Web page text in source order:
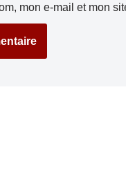
mon e-mail et mon